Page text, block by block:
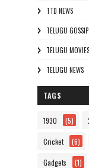
TTD NEWS
TELUGU
TELUGU MOVIES
TELUGU NEWS
TAGS
1930 (5)
Cricket (6)
Gadgets (1)